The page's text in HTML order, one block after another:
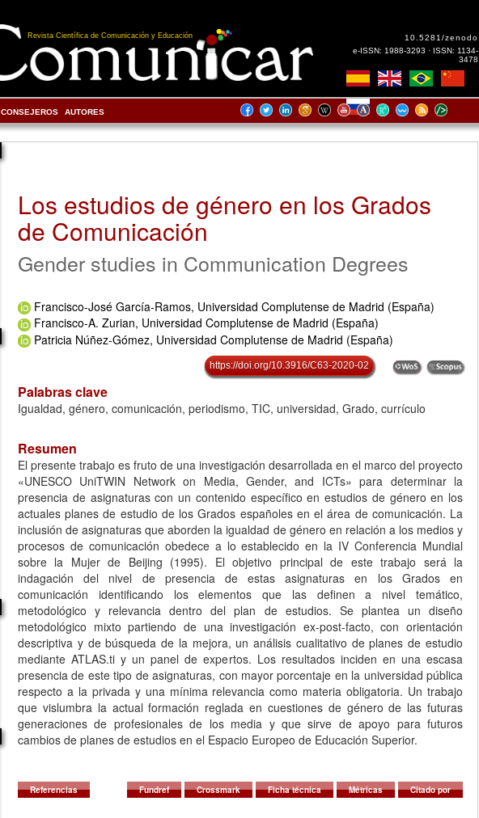
Revista Científica de Comunicación y Educación
10.5281/zenodo
e-ISSN: 1988-3293 · ISSN: 1134-
3478
CONSEJEROS AUTORES
Los estudios de género en los Grados
de Comunicación
Gender studies in Communication Degrees
Francisco-José García-Ramos, Universidad Complutense de Madrid (España)
Francisco-A. Zurian, Universidad Complutense de Madrid (España)
Patricia Núñez-Gómez, Universidad Complutense de Madrid (España)
https://doi.org/10.3916/C63-2020-02
Palabras clave
Igualdad, género, comunicación, periodismo, TIC, universidad, Grado, currículo
Resumen
El presente trabajo es fruto de una investigación desarrollada en el marco del proyecto
«UNESCO UniTWIN Network on Media, Gender, and ICTs» para determinar la
presencia de asignaturas con un contenido específico en estudios de género en los
actuales planes de estudio de los Grados españoles en el área de comunicación. La
inclusión de asignaturas que aborden la igualdad de género en relación a los medios y
procesos de comunicación obedece a lo establecido en la IV Conferencia Mundial
sobre la Mujer de Beijing (1995). El objetivo principal de este trabajo será la
indagación del nivel de presencia de estas asignaturas en los Grados en
comunicación identificando los elementos que las definen a nivel temático,
metodológico y relevancia dentro del plan de estudios. Se plantea un diseño
metodológico mixto partiendo de una investigación ex-post-facto, con orientación
descriptiva y de búsqueda de la mejora, un análisis cualitativo de planes de estudio
mediante ATLAS.ti y un panel de expertos. Los resultados inciden en una escasa
presencia de este tipo de asignaturas, con mayor porcentaje en la universidad pública
respecto a la privada y una mínima relevancia como materia obligatoria. Un trabajo
que vislumbra la actual formación reglada en cuestiones de género de las futuras
generaciones de profesionales de los media y que sirve de apoyo para futuros
cambios de planes de estudios en el Espacio Europeo de Educación Superior.
Referencias Fundref Crossmark Ficha técnica Métricas Citado por